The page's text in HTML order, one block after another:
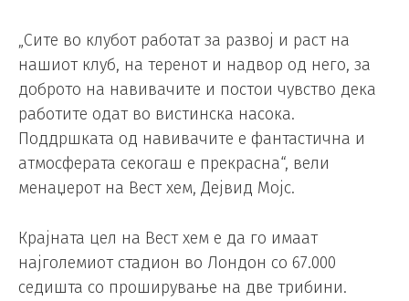
„Сите во клубот работат за развој и раст на
нашиот клуб, на теренот и надвор од него, за
доброто на навивачите и постои чувство дека
работите одат во вистинска насока.
Поддршката од навивачите е фантастична и
атмосферата секогаш е прекрасна“, вели
менаџерот на Вест хем, Дејвид Мојс.
Крајната цел на Вест хем е да го имаат
најголемиот стадион во Лондон со 67.000
седишта со проширување на две трибини.